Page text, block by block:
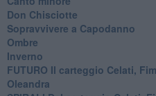
Don Chisciotte
Sopravvivere a Capodanno
Ombre
Inverno
FUTURO Il carteggio Celati,
Oleandra